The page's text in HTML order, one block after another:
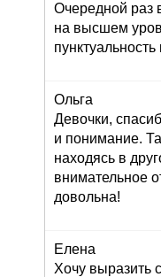
Очередной раз
на высшем
Ольга
Девочки,
и понимание.
находясь в
внимательное
довольна!
Елена
Хочу выразить